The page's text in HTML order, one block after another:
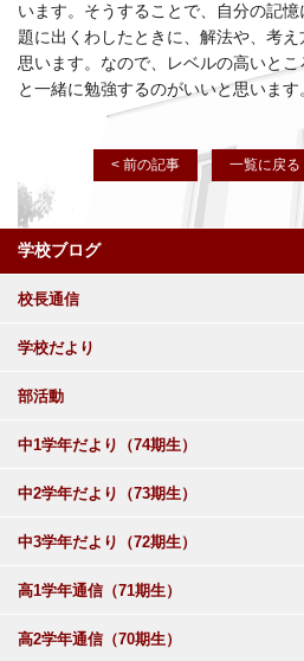
います。そうすることで、自分の記
題に出くわしたときに、解法や、考
思います。なので、レベルの高いと
と一緒に勉強するのがいいと思います
< 前の記事 一覧に戻る
学校ブログ
校長通信
学校だより
部活動
中1学年だより（74期生）
中2学年だより（73期生）
中3学年だより（72期生）
高1学年通信（71期生）
高2学年通信（70期生）